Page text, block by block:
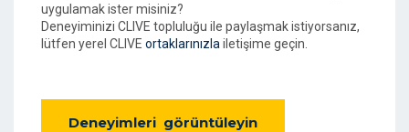
uygulamak ister misiniz?
Deneyiminizi CLIVE topluluğu ile paylaşmak istiyorsanız,
lütfen yerel CLIVE ortaklarınızla iletişime geçin.
Deneyimleri görüntüleyin